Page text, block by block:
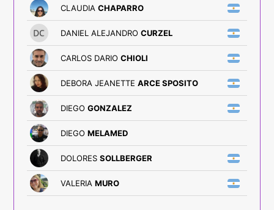
CLAUDIA CHAPARRO
DANIEL ALEJANDRO CURZEL
CARLOS DARIO CHIOLI
DEBORA JEANETTE ARCE SPOSITO
DIEGO GONZALEZ
DIEGO MELAMED
DOLORES SOLLBERGER
VALERIA MURO